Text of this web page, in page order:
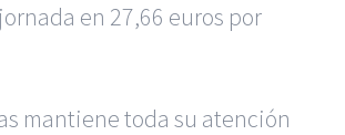
en 27,66 euros por
mantiene toda su atención